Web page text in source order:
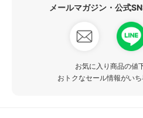
メールマガジン・公式
お気に入り商品の値
おトクなセール情報がい